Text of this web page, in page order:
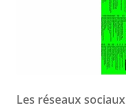
Les réseaux